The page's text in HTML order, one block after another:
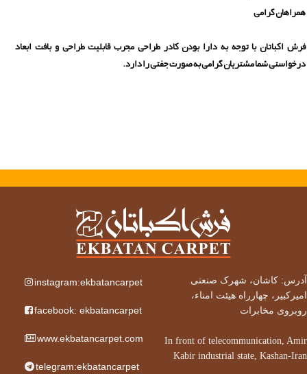
همراهان گرامی
فرش اکباتان با توجه به دارا بودن کادر طراحی مجرب قابلیت طراحی و بافت ابعاد
درخواستی شما مشتریان گرامی به صورت جفتی را دارد.
آدرس: کاشان، شهرک صنعتی
امیرکبیر، چهارراه هیئت امناء،
روبروی مخابرات
In front of telecommunication, Amir
Kabir industrial state, Kashan-Iran
instagram:ekbatancarpet
facebook: ekbatancarpet
www.ekbatancarpet.com
telegram:ekbatancarpet